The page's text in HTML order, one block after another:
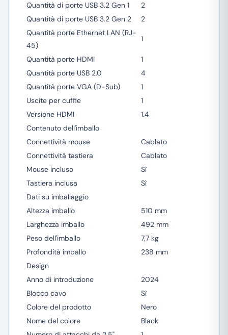
Quantità di porte USB 3.2 Gen 1
2
Quantità di porte USB 3.2 Gen 2
2
Quantità porte Ethernet LAN (RJ-
45)
1
Quantità porte HDMI
1
Quantità porte USB 2.0
4
Quantità porte VGA (D-Sub)
1
Uscite per cuffie
1
Versione HDMI
1.4
Contenuto dell'imballo
Connettività mouse
Cablato
Connettività tastiera
Cablato
Mouse incluso
Sì
Tastiera inclusa
Sì
Dati su imballaggio
Altezza imballo
510 mm
Larghezza imballo
492 mm
Peso dell'imballo
7,7 kg
Profondità imballo
238 mm
Design
Anno di introduzione
2024
Blocco cavo
Sì
Colore del prodotto
Nero
Nome del colore
Black